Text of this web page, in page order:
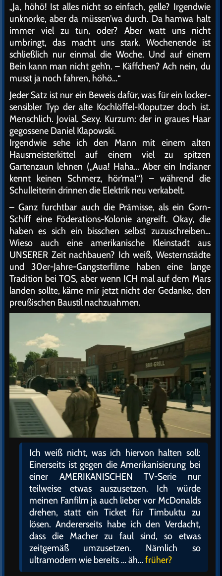
„Ja, höhö! Ist alles nicht so einfach, gelle? Irgendwie
unknorke, aber da müssen’wa durch. Da hamwa halt
immer viel zu tun, oder? Aber watt uns nicht
umbringt, das macht uns stark. Wochenende ist
schließlich nur einmal die Woche. Und auf einem
Bein kann man nicht geh’n. – Käffchen? Ach nein, du
musst ja noch fahren, höhö…“
Jeder Satz ist nur ein Beweis dafür, was für ein locker-
sensibler Typ der alte Kochlöffel-Kloputzer doch ist.
Menschlich. Jovial. Sexy. Kurzum: der in graues Haar
gegossene Daniel Klapowski.
Irgendwie sehe ich den Mann mit einem alten
Hausmeisterkittel auf einem viel zu spitzen
Gartenzaun lehnen („Aua! Haha… Aber ein Indianer
kennt keinen Schmerz, hör’ma!“) – während die
Schulleiterin drinnen die Elektrik neu verkabelt.
– Ganz furchtbar auch die Prämisse, als ein Gorn-
Schiff eine Föderations-Kolonie angreift. Okay, die
haben es sich ein bisschen selbst zuzuschreiben…
Wieso auch eine amerikanische Kleinstadt aus
UNSERER Zeit nachbauen? Ich weiß, Westernstädte
und 30er-Jahre-Gangsterfilme haben eine lange
Tradition bei TOS, aber wenn ICH mal auf dem Mars
landen sollte, käme mir jetzt nicht der Gedanke, den
preußischen Baustil nachzuahmen.
Ich weiß nicht, was ich hiervon halten soll:
Einerseits ist gegen die Amerikanisierung bei
einer AMERIKANISCHEN TV-Serie nur
teilweise etwas auszusetzen. Ich würde
meinen Fanfilm ja auch lieber vor McDonalds
drehen, statt ein Ticket für Timbuktu zu
lösen. Andererseits habe ich den Verdacht,
dass die Macher zu faul sind, so etwas
zeitgemäß umzusetzen. Nämlich so
ultramodern wie bereits … äh…früher?